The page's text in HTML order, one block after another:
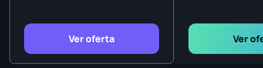
Ver oferta Ver